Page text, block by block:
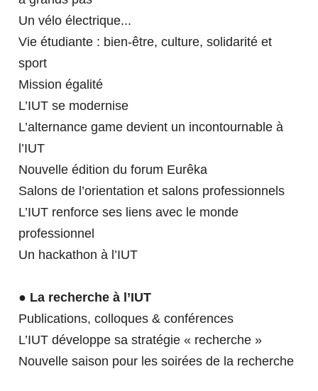
MISSION ÉGALITÉ
DÉMARCHE QUALITÉ - QUALIOPI
POURQUOI VENIR À L'IUT ?
VISITE VIRTUELLE
(QLIO)
Information Communication
NOS LICENCES
LP Animateur Qualité
LA FORMATION PROFESSIONNELLE
ACCUEILLIR NOS
ÉTUDIANTS
Accueillir des stagiaires
Accueillir des alternants
D'ALTERNANCE
TÉLÉCHARGEZ NOTRE PRÉSENTATION
ILS NOUS SOUTIENNENT
RELATIONS
PARTIR À L'ÉTRANGER
INTERNATIONALISATION AT HOME
RECHERCHE & INNOVATION
LA RECHERCHE À L'IUT DE
Un vélo électrique...
Vie étudiante : bien-être, culture, solidarité et
sport
Mission égalité
L’IUT se modernise
L’alternance game devient un incontournable à
l’IUT
Nouvelle édition du forum Eurêka
Salons de l’orientation et salons professionnels
L’IUT renforce ses liens avec le monde
professionnel
Un hackathon à l’IUT
● La recherche à l’IUT
Publications, colloques & conférences
L’IUT développe sa stratégie « recherche »
Nouvelle saison pour les soirées de la recherche